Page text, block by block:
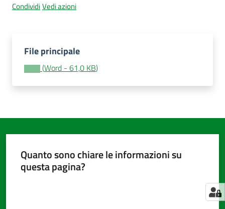
Menu selezionato
Seguici
CondividiVedi azioni
File principale
(Word - 61,0 KB)
Quanto sono chiare le informazioni su
questa pagina?